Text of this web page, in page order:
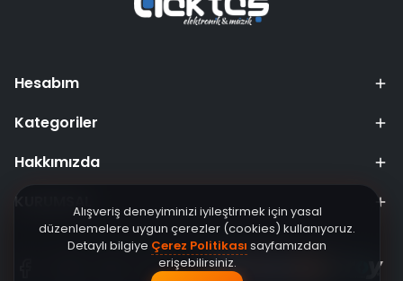
Alışveriş deneyiminizi iyileştirmek için yasal
düzenlemelere uygun çerezler (cookies) kullanıyoruz.
Detaylı bilgiye Çerez Politikası sayfamızdan
erişebilirsiniz.
Hesabım
Kategoriler
Hakkımızda
KURUMSAL